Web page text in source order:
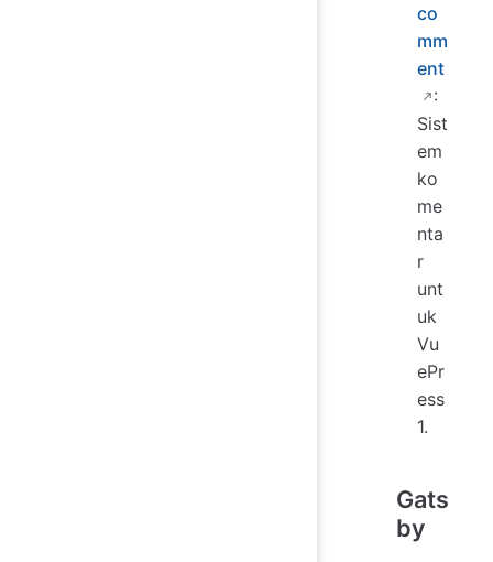
co
mm
ent
:
Sist
em
ko
me
nta
r
unt
uk
Vu
ePr
ess
1.
Gats
by